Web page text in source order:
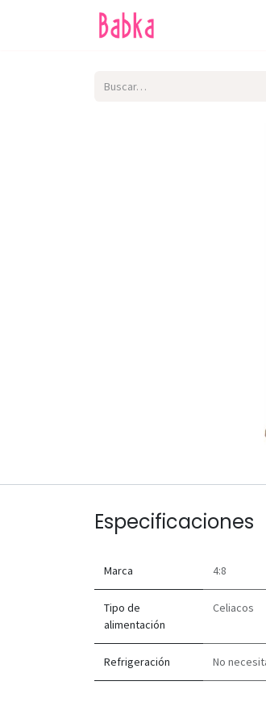
Especificaciones
Marca 4:8
Tipo de
alimentación
Celiacos
Refrigeración No